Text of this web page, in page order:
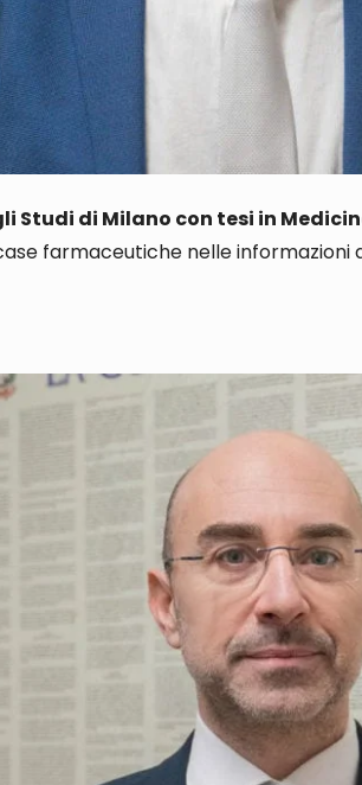
Studi di Milano con tesi in
farmaceutiche nelle informazioni